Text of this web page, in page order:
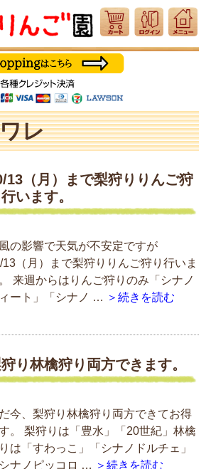
レ
13（月）まで梨狩りりんご狩
います。
の影響で天気が不安定ですが
13（月）まで梨狩りりんご狩り行いま
来週からはりんご狩りのみ「シナノ
ート」「シナノ … ＞続きを読む
り林檎狩り両方できます。
今、梨狩り林檎狩り両方できてお得
。 梨狩りは「豊水」「20世紀」林檎
は「すわっこ」「シナノドルチェ」
シナノピッコロ … ＞続きを読む